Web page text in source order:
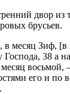
двор из
брусьев.
в месяц Зиф,
Господа, 38 а
его и по